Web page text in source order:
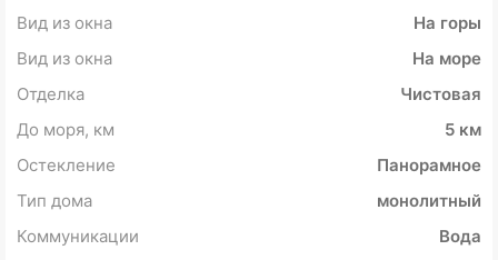
Вид из окна
На горы
Вид из окна
На море
Отделка
Чистовая
До моря, км
5 км
Остекление
Панорамное
Тип дома
монолитный
Коммуникации
Вода